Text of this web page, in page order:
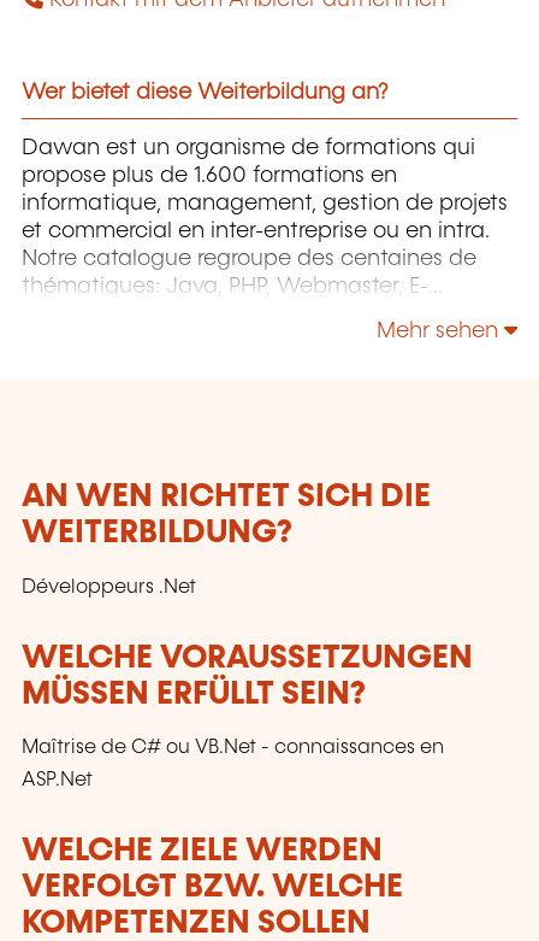
Wer bietet diese Weiterbildung an?
Dawan est un organisme de formations qui
propose plus de 1.600 formations en
informatique, management, gestion de projets
et commercial en inter-entreprise ou en intra.
Notre catalogue regroupe des centaines de
thématiques: Java, PHP, Webmaster, E-
Mehr sehen
AN WEN RICHTET SICH DIE
WEITERBILDUNG?
Développeurs .Net
WELCHE VORAUSSETZUNGEN
MÜSSEN ERFÜLLT SEIN?
Maîtrise de C# ou VB.Net - connaissances en
ASP.Net
WELCHE ZIELE WERDEN
VERFOLGT BZW. WELCHE
KOMPETENZEN SOLLEN